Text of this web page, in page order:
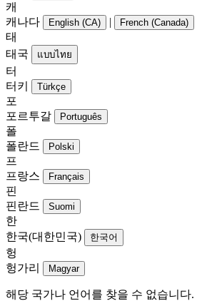
캐
캐나다
English (CA) | French (Canada)
태
태국
แบบไทย
터
터키
Türkçe
포
포르투갈
Português
폴
폴란드
Polski
프
프랑스
Français
핀
핀란드
Suomi
한
한국(대한민국)
한국어
헝
헝가리
Magyar
해당 국가나 언어를 찾을 수 없습니다.